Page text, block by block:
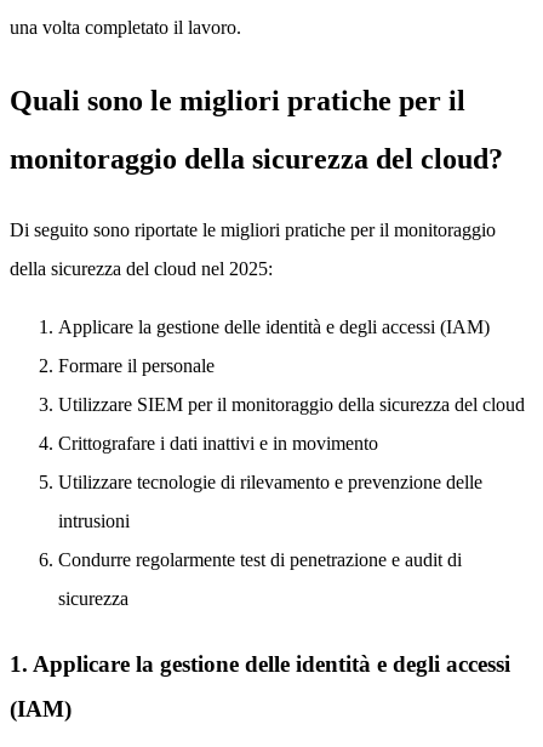
una volta completato il lavoro.
Quali sono le migliori pratiche per il
monitoraggio della sicurezza del cloud?
Di seguito sono riportate le migliori pratiche per il monitoraggio
della sicurezza del cloud nel 2025:
Applicare la gestione delle identità e degli accessi (IAM)
Formare il personale
Utilizzare SIEM per il monitoraggio della sicurezza del cloud
Crittografare i dati inattivi e in movimento
Utilizzare tecnologie di rilevamento e prevenzione delle
intrusioni
Condurre regolarmente test di penetrazione e audit di
sicurezza
1. Applicare la gestione delle identità e degli accessi
(IAM)